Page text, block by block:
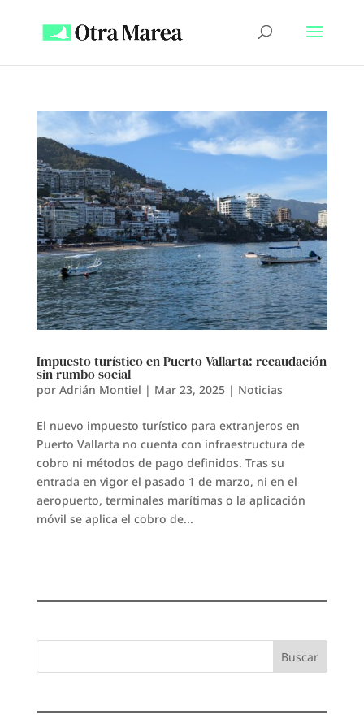
Impuesto turístico en Puerto Vallarta: recaudación
sin rumbo social
por Adrián Montiel | Mar 23, 2025| Noticias
El nuevo impuesto turístico para extranjeros en
Puerto Vallarta no cuenta con infraestructura de
cobro ni métodos de pago definidos. Tras su
entrada en vigor el pasado 1 de marzo, ni en el
aeropuerto, terminales marítimas o la aplicación
móvil se aplica el cobro de...
Buscar